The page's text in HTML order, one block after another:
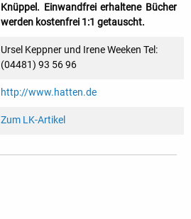
Knüppel. Einwandfrei erhaltene Bücher
werden kostenfrei 1:1 getauscht.
Ursel Keppner und Irene Weeken Tel:
(04481) 93 56 96
http://www.hatten.de
Zum LK-Artikel